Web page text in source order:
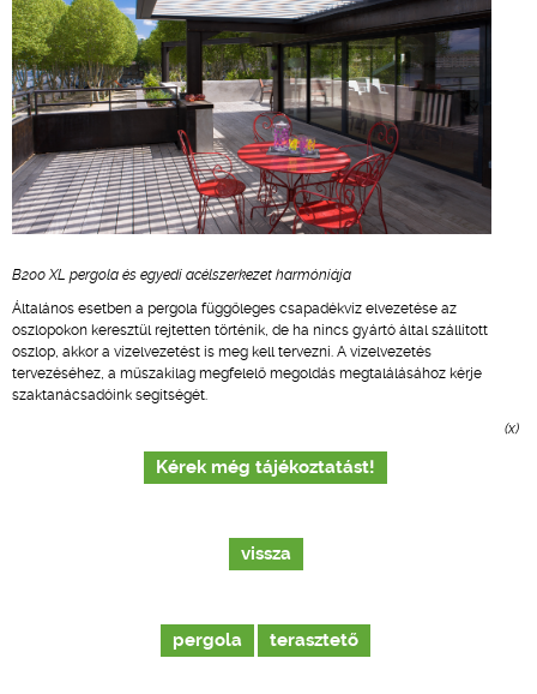
B200 XL pergola és egyedi acélszerkezet harmóniája
Általános esetben a pergola függőleges csapadékvíz elvezetése az
oszlopokon keresztül rejtetten történik, de ha nincs gyártó által szállított
oszlop, akkor a vízelvezetést is meg kell tervezni. A vízelvezetés
tervezéséhez, a műszakilag megfelelő megoldás megtalálásához kérje
szaktanácsadóink segítségét.
(x)
Kérek még tájékoztatást!
vissza
pergola terasztető